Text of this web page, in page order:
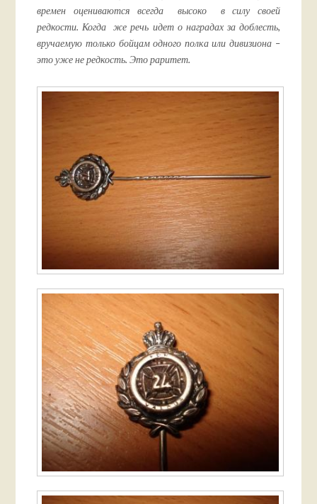
времен оцениваются всегда высоко в силу своей
редкости. Когда же речь идет о наградах за доблесть,
вручаемую только бойцам одного полка или дивизиона –
это уже не редкость. Это раритет.